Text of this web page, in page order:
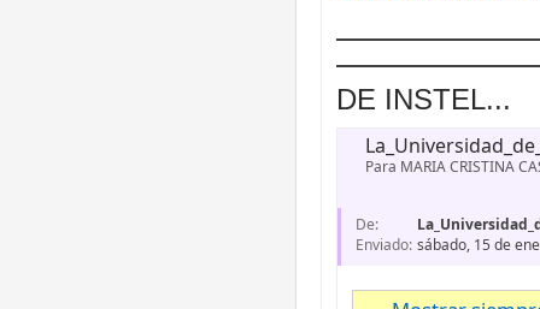
Para MARIA CRISTINA
De:
Enviado: sábado, 15 de